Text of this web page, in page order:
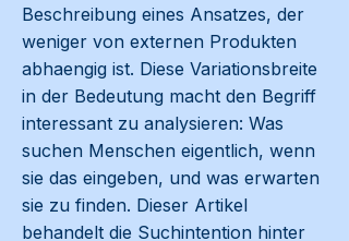
Beschreibung eines Ansatzes, der
weniger von externen Produkten
abhaengig ist. Diese Variationsbreite
in der Bedeutung macht den Begriff
interessant zu analysieren: Was
suchen Menschen eigentlich, wenn
sie das eingeben, und was erwarten
sie zu finden. Dieser Artikel
behandelt die Suchintention hinter